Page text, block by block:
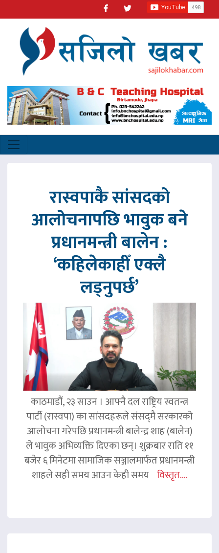
रास्वपाकै सांसदको
आलोचनापछि भावुक बने
प्रधानमन्त्री बालेन :
‘कहिलेकाहीँ एक्लै
लड्नुपर्छ’
काठमाडौं, २३ साउन । आफ्नै दल राष्ट्रिय स्वतन्त्र
पार्टी (रास्वपा) का सांसदहरूले संसद्‌मै सरकारको
आलोचना गरेपछि प्रधानमन्त्री बालेन्द्र शाह (बालेन)
ले भावुक अभिव्यक्ति दिएका छन्। शुक्रबार राति ११
बजेर ६ मिनेटमा सामाजिक सञ्जालमार्फत प्रधानमन्त्री
शाहले सही समय आउन केही समय विस्तृत....